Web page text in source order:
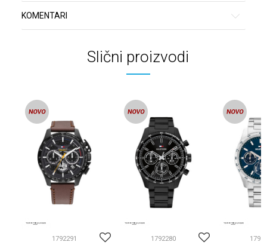
KOMENTARI
Slični proizvodi
1792291 1792280